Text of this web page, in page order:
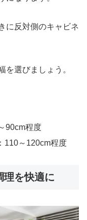
に反対側のキャビネ
を選びましょう。
90cm程度
110～120cm程度
理を快適に